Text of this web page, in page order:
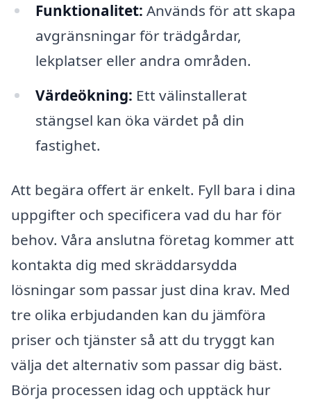
Funktionalitet: Används för att skapa
avgränsningar för trädgårdar,
lekplatser eller andra områden.
Värdeökning: Ett välinstallerat
stängsel kan öka värdet på din
fastighet.
Att begära offert är enkelt. Fyll bara i dina
uppgifter och specificera vad du har för
behov. Våra anslutna företag kommer att
kontakta dig med skräddarsydda
lösningar som passar just dina krav. Med
tre olika erbjudanden kan du jämföra
priser och tjänster så att du tryggt kan
välja det alternativ som passar dig bäst.
Börja processen idag och upptäck hur